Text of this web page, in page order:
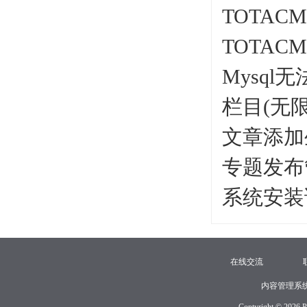
Mysql无
栏目(无
文章添
专题发
系统安
在线交流
内容管理系